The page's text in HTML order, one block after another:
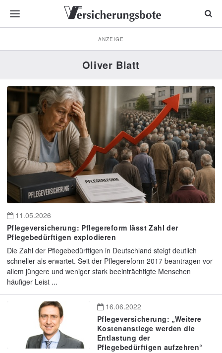
ANZEIGE
Oliver Blatt
11.05.2026
Pflegeversicherung: Pflegereform lässt Zahl der
Pflegebedürftigen explodieren
Die Zahl der Pflegebedürftigen in Deutschland steigt deutlich
schneller als erwartet. Seit der Pflegereform 2017 beantragen vor
allem jüngere und weniger stark beeinträchtigte Menschen
häufiger Leist ...
16.06.2022
Pflegeversicherung: „Weitere
Kostenanstiege werden die
Entlastung der
Pflegebedürftigen aufzehren“